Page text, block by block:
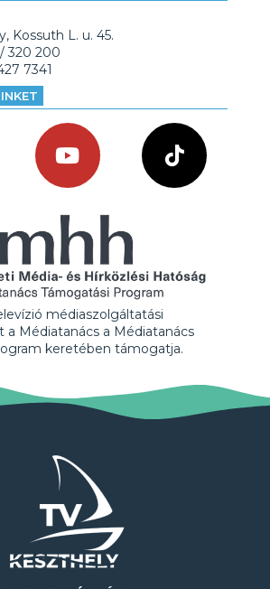
Kossuth L. u. 45.
320 200
7341
médiaszolgáltatási
Médiatanács a Médiatanács
keretében támogatja.